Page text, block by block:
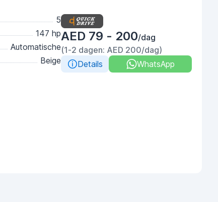
5
147 hp
Automatische
Beige
AED 79 - 200/dag
(1-2 dagen: AED 200/dag)
Details
WhatsApp